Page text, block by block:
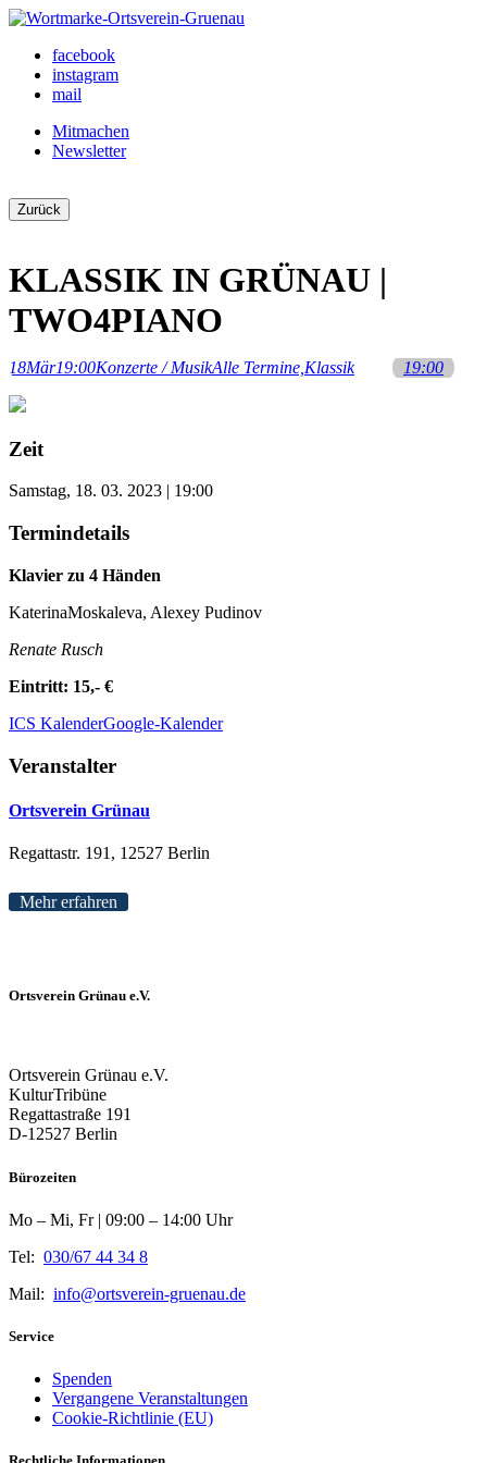
Skip
content
Ortsverein Grünau
Veranstaltungen und Angebote in Ihrem Bezirk
facebook
instagram
mail
Mitmachen
Newsletter
Zurück
KLASSIK IN GRÜNAU |
TWO4PIANO
18Mär19:00Konzerte / MusikAlle Termine, Klassik 19:00
Zeit
Samstag, 18. 03. 2023 | 19:00
Termindetails
Klavier zu 4 Händen
KaterinaMoskaleva, Alexey Pudinov
Renate Rusch
Eintritt: 15,- €
ICS KalenderGoogle-Kalender
Veranstalter
Ortsverein Grünau
Regattastr. 191, 12527 Berlin
Mehr erfahren
Ortsverein Grünau e.V.
Ortsverein Grünau e.V.
KulturTribüne
Regattastraße 191
D-12527 Berlin
Bürozeiten
Mo – Mi, Fr | 09:00 – 14:00 Uhr
Tel: 030/67 44 34 8
Mail: info@ortsverein-gruenau.de
Service
Spenden
Vergangene Veranstaltungen
Cookie-Richtlinie (EU)